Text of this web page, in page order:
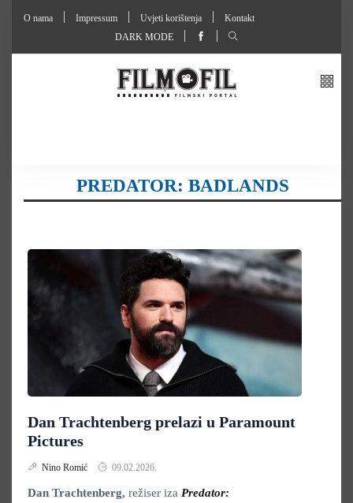
O nama Impressum Uvjeti korištenja
Kontakt
DARK MODE
PREDATOR: BADLANDS
Dan Trachtenberg prelazi u Paramount
Pictures
Nino Romić 09.02.2026.
Dan Trachtenberg, režiser iza Predator: